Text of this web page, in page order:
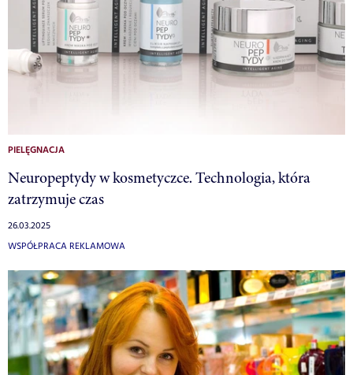
PIELĘGNACJA
Neuropeptydy w kosmetyczce. Technologia, która
zatrzymuje czas
26.03.2025
WSPÓŁPRACA REKLAMOWA